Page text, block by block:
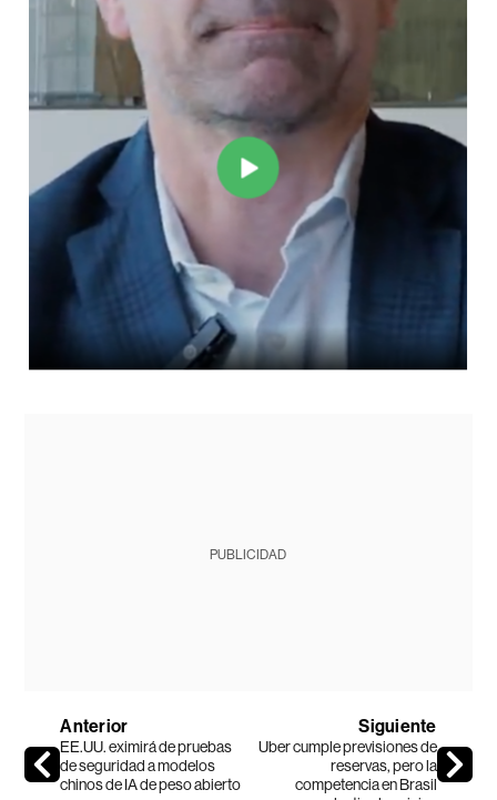
PUBLICIDAD
Anterior
EE.UU. eximirá de pruebas
de seguridad a modelos
chinos de IA de peso abierto
Siguiente
Uber cumple previsiones de
reservas, pero la
competencia en Brasil